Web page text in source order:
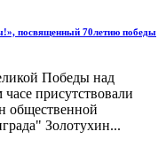
посвященный 70летию победы
Победы над
присутствовали
общественной
Золотухин...